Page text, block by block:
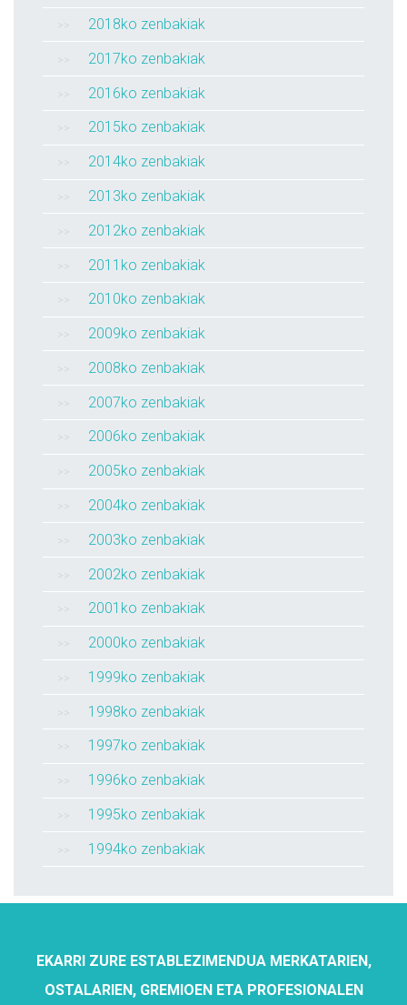
2018ko zenbakiak
2017ko zenbakiak
2016ko zenbakiak
2015ko zenbakiak
2014ko zenbakiak
2013ko zenbakiak
2012ko zenbakiak
2011ko zenbakiak
2010ko zenbakiak
2009ko zenbakiak
2008ko zenbakiak
2007ko zenbakiak
2006ko zenbakiak
2005ko zenbakiak
2004ko zenbakiak
2003ko zenbakiak
2002ko zenbakiak
2001ko zenbakiak
2000ko zenbakiak
1999ko zenbakiak
1998ko zenbakiak
1997ko zenbakiak
1996ko zenbakiak
1995ko zenbakiak
1994ko zenbakiak
EKARRI ZURE ESTABLEZIMENDUA MERKATARIEN,
OSTALARIEN, GREMIOEN ETA PROFESIONALEN